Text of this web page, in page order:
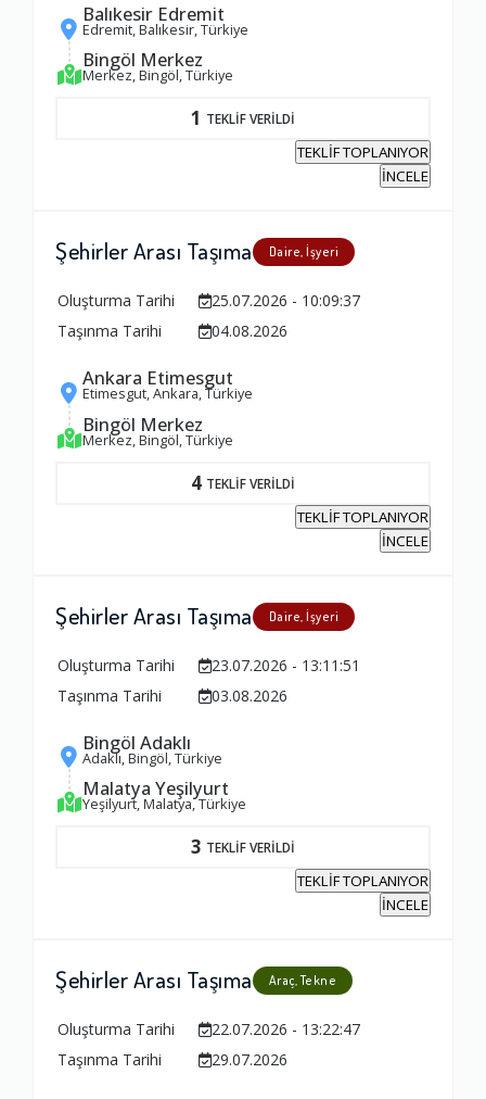
Balıkesir Edremit
Edremit, Balıkesir, Türkiye
Bingöl Merkez
Merkez, Bingöl, Türkiye
1 TEKLİF VERİLDİ
TEKLİF TOPLANIYOR
İNCELE
Şehirler Arası Taşıma Daire, İşyeri
Oluşturma Tarihi
25.07.2026 - 10:09:37
Taşınma Tarihi
04.08.2026
Ankara Etimesgut
Etimesgut, Ankara, Türkiye
Bingöl Merkez
Merkez, Bingöl, Türkiye
4 TEKLİF VERİLDİ
TEKLİF TOPLANIYOR
İNCELE
Şehirler Arası Taşıma Daire, İşyeri
Oluşturma Tarihi
23.07.2026 - 13:11:51
Taşınma Tarihi
03.08.2026
Bingöl Adaklı
Adaklı, Bingöl, Türkiye
Malatya Yeşilyurt
Yeşilyurt, Malatya, Türkiye
3 TEKLİF VERİLDİ
TEKLİF TOPLANIYOR
İNCELE
Şehirler Arası Taşıma Araç, Tekne
Oluşturma Tarihi
22.07.2026 - 13:22:47
Taşınma Tarihi
29.07.2026
Ambalajlama Hizmeti
Firma ile İletişim
1.0
1.0
Firma Çalışanları